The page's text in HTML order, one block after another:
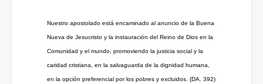
Nuestro apostolado está encaminado al anuncio de la Buena
Nueva de Jesucristo y la instauración del Reino de Dios en la
Comunidad y el mundo, promoviendo la justicia social y la
caridad cristiana, en la salvaguarda de la dignidad humana,
en la opción preferencial por los pobres y excluidos. (DA. 392)